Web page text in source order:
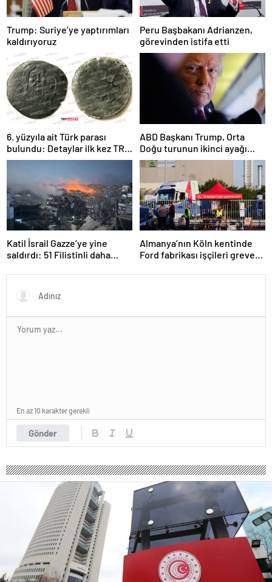
Trump: Suriye’ye yaptırımları
kaldırıyoruz
Peru Başbakanı Adrianzen,
görevinden istifa etti
6. yüzyıla ait Türk parası
bulundu: Detaylar ilk kez TRT
Haber’de
ABD Başkanı Trump, Orta
Doğu turunun ikinci ayağı
Katar’da
Katil İsrail Gazze’ye yine
saldırdı: 51 Filistinli daha
Almanya’nın Köln kentinde
Ford fabrikası işçileri greve
Gönder
En az 10 karakter gerekli